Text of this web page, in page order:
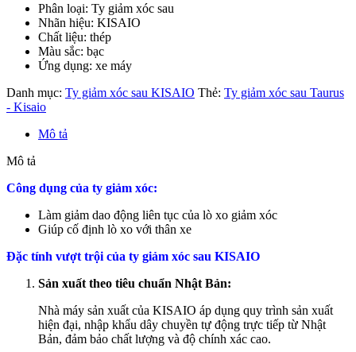
Phân loại: Ty giảm xóc sau
Nhãn hiệu: KISAIO
Chất liệu: thép
Màu sắc: bạc
Ứng dụng: xe máy
Danh mục: Ty giảm xóc sau KISAIO Thẻ: Ty giảm xóc sau Taurus
- Kisaio
Mô tả
Mô tả
Công dụng của ty giảm xóc:
Làm giảm dao động liên tục của lò xo giảm xóc
Giúp cố định lò xo với thân xe
Đặc tính vượt trội của ty giảm xóc sau KISAIO
Sản xuất theo tiêu chuẩn Nhật Bản:
Nhà máy sản xuất của KISAIO áp dụng quy trình sản xuất
hiện đại, nhập khẩu dây chuyền tự động trực tiếp từ Nhật
Bản, đảm bảo chất lượng và độ chính xác cao.